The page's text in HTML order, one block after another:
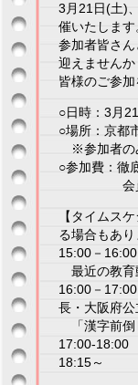
3月21日(土)
催いたします
参加者皆さ
迎えませんか
皆様のご参加
○日時：3月
○場所：京都
※参加者の
○参加費：徹
会員外
【タイムス
る場合もあり
15:00－
最近の教育
16:00－
長・大阪府
「漢字前倒
17:00-18:00
18:15～ 懇